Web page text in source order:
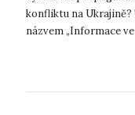
konfliktu na Ukrajině?
názvem „Informace